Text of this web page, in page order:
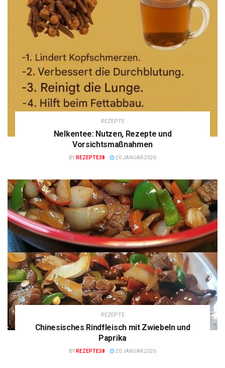
REZEPTE
Nelkentee: Nutzen, Rezepte und
Vorsichtsmaßnahmen
BY REZEPTE38 20 JANUAR 2026
REZEPTE
Chinesisches Rindfleisch mit Zwiebeln und
Paprika
BY REZEPTE38 20 JANUAR 2026